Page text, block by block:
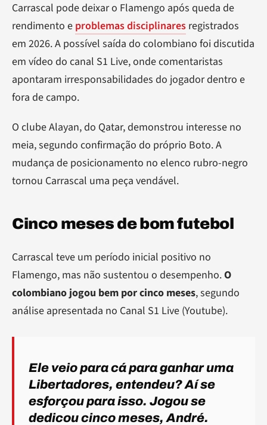
Carrascal pode deixar o Flamengo após queda de
rendimento e problemas disciplinares registrados
em 2026. A possível saída do colombiano foi discutida
em vídeo do canal S1 Live, onde comentaristas
apontaram irresponsabilidades do jogador dentro e
fora de campo.
O clube Alayan, do Qatar, demonstrou interesse no
meia, segundo confirmação do próprio Boto. A
mudança de posicionamento no elenco rubro-negro
tornou Carrascal uma peça vendável.
Cinco meses de bom futebol
Carrascal teve um período inicial positivo no
Flamengo, mas não sustentou o desempenho.O
colombiano jogou bem por cinco meses, segundo
análise apresentada no Canal S1 Live (Youtube).
Ele veio para cá para ganhar uma
Libertadores, entendeu? Aí se
esforçou para isso. Jogou se
dedicou cinco meses, André.